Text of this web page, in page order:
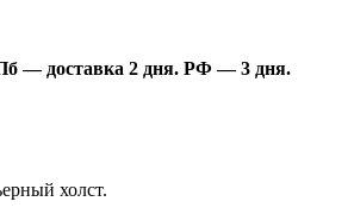
— доставка 2 дня. РФ — 3 дня.
холст.